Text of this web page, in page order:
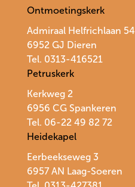
Ontmoetingskerk
Admiraal Helfrichlaan 54
6952 GJ Dieren
Tel. 0313-416521
Petruskerk
Kerkweg 2
6956 CG Spankeren
Tel. 06-22 49 82 72
Heidekapel
Eerbeekseweg 3
6957 AN Laag-Soeren